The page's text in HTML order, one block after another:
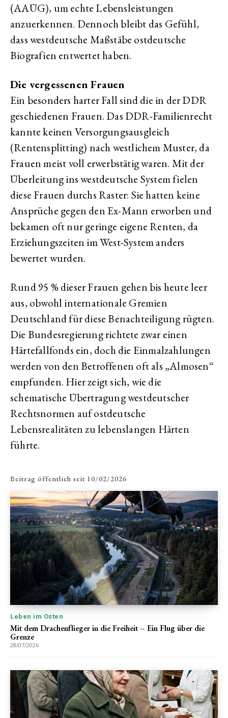
(AAÜG), um echte Lebensleistungen
anzuerkennen. Dennoch bleibt das Gefühl,
dass westdeutsche Maßstäbe ostdeutsche
Biografien entwertet haben.
Die vergessenen Frauen
Ein besonders harter Fall sind die in der DDR
geschiedenen Frauen. Das DDR-Familienrecht
kannte keinen Versorgungsausgleich
(Rentensplitting) nach westlichem Muster, da
Frauen meist voll erwerbstätig waren. Mit der
Überleitung ins westdeutsche System fielen
diese Frauen durchs Raster: Sie hatten keine
Ansprüche gegen den Ex-Mann erworben und
bekamen oft nur geringe eigene Renten, da
Erziehungszeiten im West-System anders
bewertet wurden.
Rund 95 % dieser Frauen gehen bis heute leer
aus, obwohl internationale Gremien
Deutschland für diese Benachteiligung rügten.
Die Bundesregierung richtete zwar einen
Härtefallfonds ein, doch die Einmalzahlungen
werden von den Betroffenen oft als „Almosen“
empfunden. Hier zeigt sich, wie die
schematische Übertragung westdeutscher
Rechtsnormen auf ostdeutsche
Lebensrealitäten zu lebenslangen Härten
führte.
Beitrag öffentlich seit 10/02/2026
Leben im Osten
Mit dem Drachenflieger in die Freiheit – Ein Flug über die
Grenze
28/07/2026